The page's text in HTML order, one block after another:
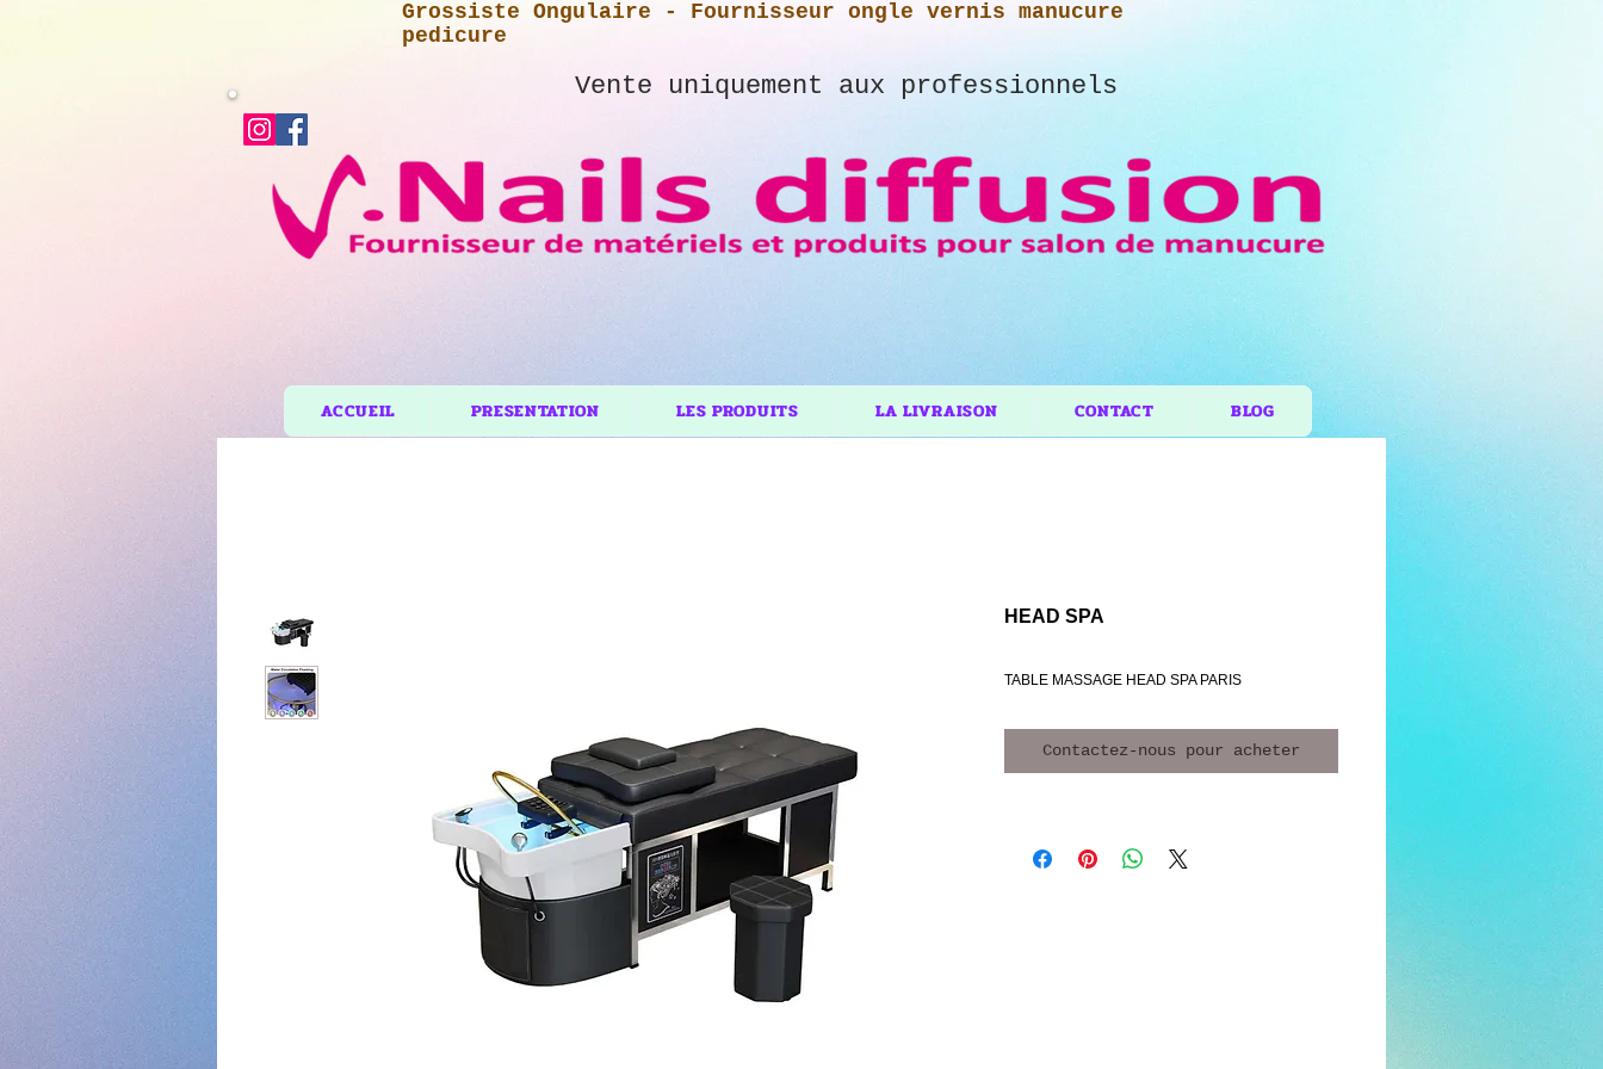
Grossiste Ongulaire - Fournisseur ongle vernis manucure
pedicure
Vente uniquement aux professionnels
ACCUEIL PRESENTATION LES PRODUITS LA LIVRAISON CONTACT BLOG
HEAD SPA
TABLE MASSAGE HEAD SPA PARIS
Contactez-nous pour acheter